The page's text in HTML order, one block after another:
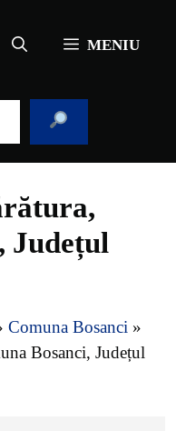
MENIU
Județul
Comuna Bosanci »
Bosanci, Județul